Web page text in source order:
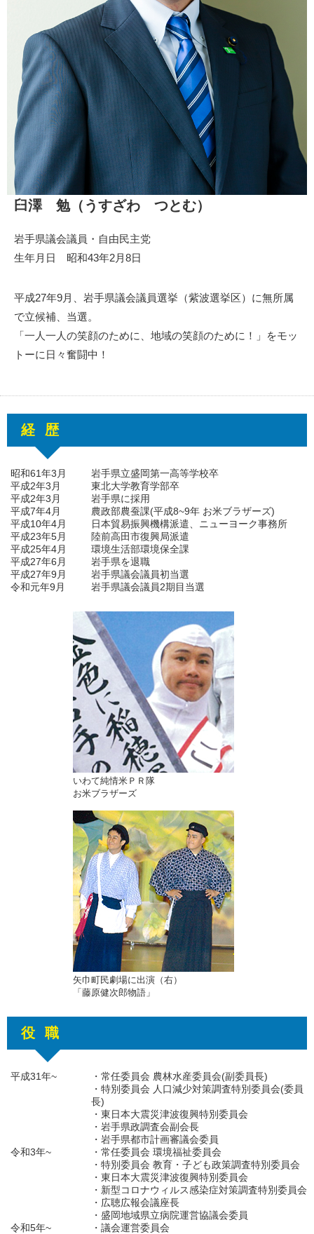
臼澤 勉（うすざわ つとむ）
岩手県議会議員・自由民主党
生年月日 昭和43年2月8日
平成27年9月、岩手県議会議員選挙（紫波選挙区）に無所属
で立候補、当選。
「一人一人の笑顔のために、地域の笑顔のために！」をモッ
トーに日々奮闘中！
経歴
昭和61年3月
岩手県立盛岡第一高等学校卒
平成2年3月
東北大学教育学部卒
平成2年3月
岩手県に採用
平成7年4月
農政部農蚕課(平成8~9年 お米ブラザーズ)
平成10年4月
日本貿易振興機構派遣、ニューヨーク事務所
平成23年5月
陸前高田市復興局派遣
平成25年4月
環境生活部環境保全課
平成27年6月
岩手県を退職
平成27年9月
岩手県議会議員初当選
令和元年9月
岩手県議会議員2期目当選
いわて純情米ＰＲ隊
お米ブラザーズ
矢巾町民劇場に出演（右）
「藤原健次郎物語」
役職
平成31年~
・常任委員会 農林水産委員会(副委員長)
・特別委員会 人口減少対策調査特別委員会(委員
長)
・東日本大震災津波復興特別委員会
・岩手県政調査会副会長
・岩手県都市計画審議会委員
令和3年~
・常任委員会 環境福祉委員会
・特別委員会 教育・子ども政策調査特別委員会
・東日本大震災津波復興特別委員会
・新型コロナウィルス感染症対策調査特別委員会
・広聴広報会議座長
・盛岡地域県立病院運営協議会委員
令和5年~
・議会運営委員会